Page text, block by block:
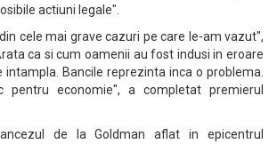
actiuni legale".
cele mai grave cazuri pe care le-am vazut",
ca si cum oamenii au fost indusi in eroare
intampla. Bancile reprezinta inca o problema.
pentru economie", a completat premierul
de la Goldman aflat in epicentrul